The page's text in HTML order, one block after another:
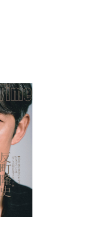
ークション】映画界
から生まれた時計
の純愛をあぶり
”と感じた現代版・
愛は嫉妬を越えるの